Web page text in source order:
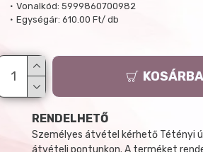
Vonalkód: 5999860700982
Egységár: 610.00 Ft/ db
KOSÁRBA
RENDELHETŐ
Személyes átvétel kérhető Tétényi
átvételi pontunkon. A terméket